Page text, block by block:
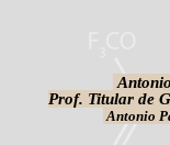
Prof. Titular de
Antonio